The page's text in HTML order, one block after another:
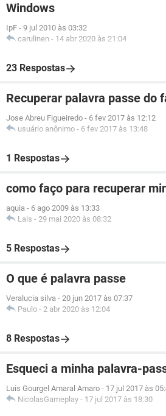
Windows
IpF - 9 jul 2010 às 03:32
carulinen - 14 abr 2020 às 21:04
23 Respostas
Recuperar palavra passe do
Jose Abreu Figueiredo - 6 fev 2017 às 12:12
usuário anônimo - 6 fev 2017 às 13:48
1 Respostas
como faço para recuperar
aquia - 6 ago 2009 às 13:33
Lais - 29 mai 2020 às 08:32
5 Respostas
O que é palavra passe
Veralucia silva - 20 jun 2017 às 07:37
Paulo - 2 abr 2020 às 12:04
8 Respostas
Esqueci a minha palavra-
Luis Gourgel Amaral Amaro - 17 jul 2017 às
NicolasGameplay - 17 jul 2017 às 18:30